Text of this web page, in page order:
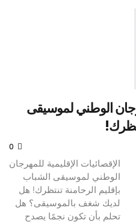
الوطني لموسيقى
الإقصائيات الإقليمية للمهرجان
الوطني لموسيقى الشباب
بإقليم الرحامنة تنتظرك! هل
لديك شغف بالموسيقى؟ هل
تحلم بأن تكون نجمًا يصدح